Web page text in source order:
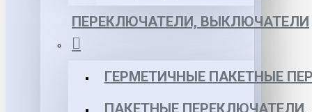
ПЕРЕКЛЮЧАТЕЛИ, ВЫКЛЮЧАТЕЛИ
ГЕРМЕТИЧНЫЕ ПАКЕТНЫЕ
ПАКЕТНЫЕ